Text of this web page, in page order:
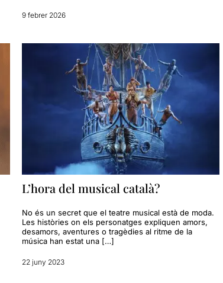
9 febrer 2026
L’hora del musical català?
No és un secret que el teatre musical està de moda.
Les històries on els personatges expliquen amors,
desamors, aventures o tragèdies al ritme de la
música han estat una […]
22 juny 2023